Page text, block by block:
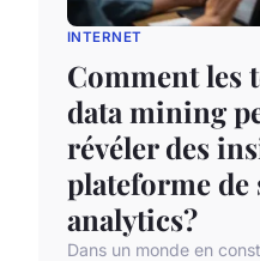
INTERNET
Comment les
data mining
révéler des
plateforme de
analytics?
Dans un monde en